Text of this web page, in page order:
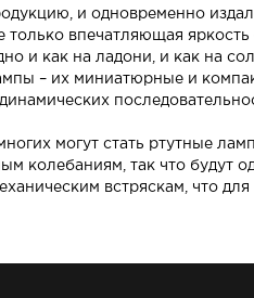
и одновременно
только впечатляющая
и как на ладони, и как на
– их миниатюрные и
могут стать ртутные
колебаниям, так что будут
встряскам, что